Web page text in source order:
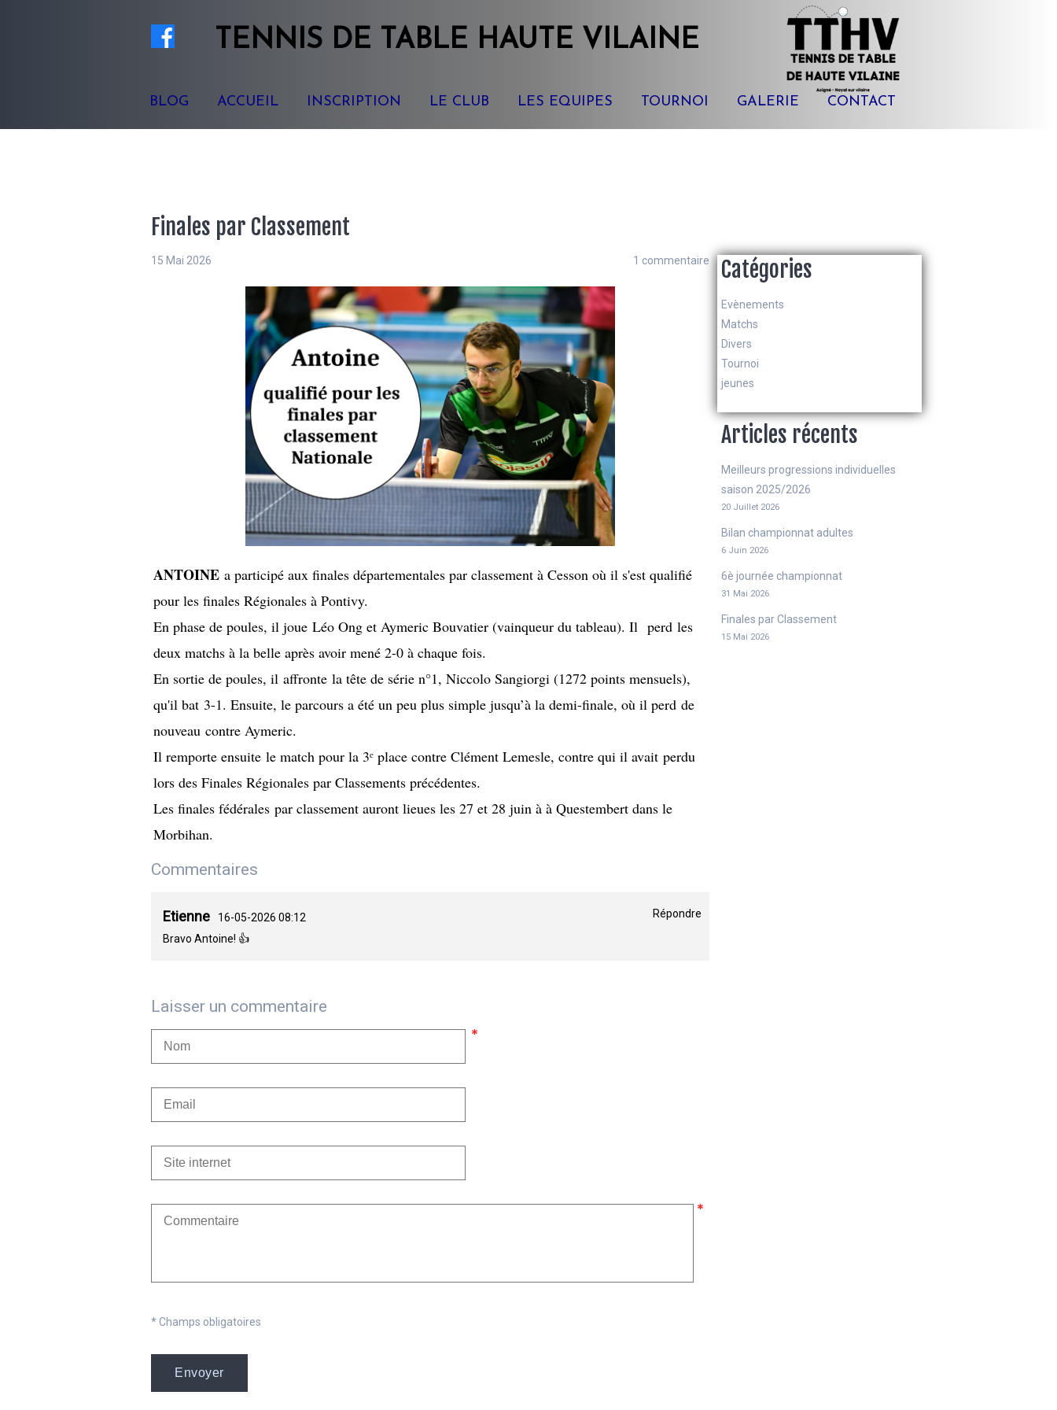
TENNIS DE TABLE HAUTE VILAINE
BLOG ACCUEIL INSCRIPTION LE CLUB LES EQUIPES TOURNOI GALERIE CONTACT
Finales par Classement
15 Mai 2026 1 commentaire
ANTOINE a participé aux finales départementales par classement à Cesson où il s'est qualifié
pour les finales Régionales à Pontivy.
En phase de poules, il joue Léo Ong et Aymeric Bouvatier (vainqueur du tableau). Il perd les
deux matchs à la belle après avoir mené 2-0 à chaque fois.
En sortie de poules, il affronte la tête de série n°1, Niccolo Sangiorgi (1272 points mensuels),
qu'il bat 3-1. Ensuite, le parcours a été un peu plus simple jusqu’à la demi-finale, où il perd de
nouveau contre Aymeric.
Il remporte ensuite le match pour la 3ᵉ place contre Clément Lemesle, contre qui il avait perdu
lors des Finales Régionales par Classements précédentes.
Les finales fédérales par classement auront lieues les 27 et 28 juin à à Questembert dans le
Morbihan.
Commentaires
Etienne 16-05-2026 08:12
Répondre
Bravo Antoine! 👍
Laisser un commentaire
* Champs obligatoires
Catégories
Evènements
Matchs
Divers
Tournoi
jeunes
Articles récents
Meilleurs progressions individuelles
saison 2025/2026
20 Juillet 2026
Bilan championnat adultes
6 Juin 2026
6è journée championnat
31 Mai 2026
Finales par Classement
15 Mai 2026